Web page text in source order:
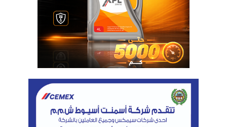
نسخ الرابط